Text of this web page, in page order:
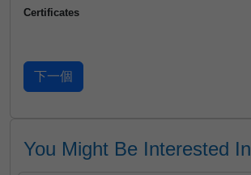
Certificates
You Might Be Interested In